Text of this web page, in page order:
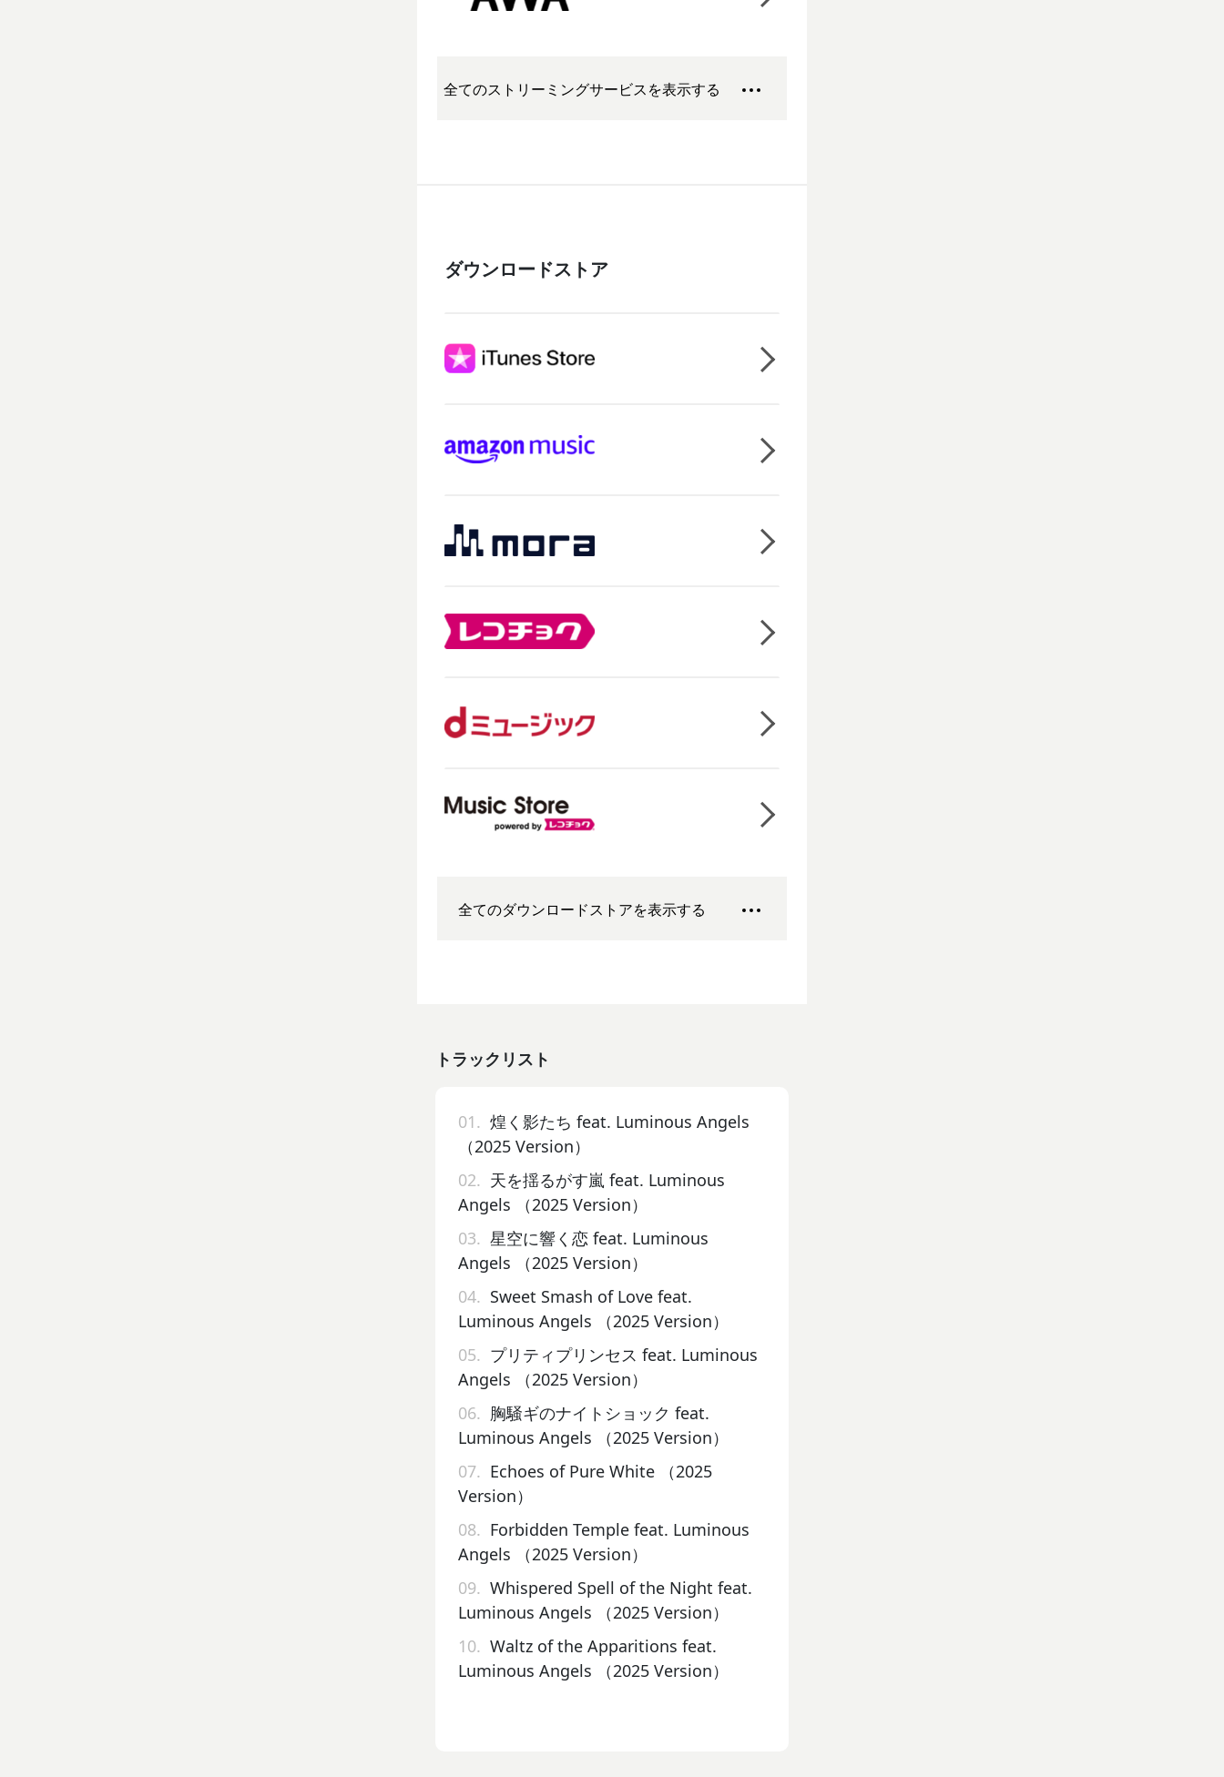
全てのストリーミングサービスを表示する
ダウンロードストア
全てのダウンロードストアを表示する
トラックリスト
01. 煌く影たち feat. Luminous Angels
（2025 Version）
02. 天を揺るがす嵐 feat. Luminous
Angels （2025 Version）
03. 星空に響く恋 feat. Luminous
Angels （2025 Version）
04. Sweet Smash of Love feat.
Luminous Angels （2025 Version）
05. プリティプリンセス feat. Luminous
Angels （2025 Version）
06. 胸騒ギのナイトショック feat.
Luminous Angels （2025 Version）
07. Echoes of Pure White （2025
Version）
08. Forbidden Temple feat. Luminous
Angels （2025 Version）
09. Whispered Spell of the Night feat.
Luminous Angels （2025 Version）
10. Waltz of the Apparitions feat.
Luminous Angels （2025 Version）